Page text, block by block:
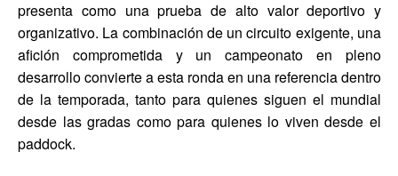
presenta como una prueba de alto valor deportivo y
organizativo. La combinación de un circuito exigente, una
afición comprometida y un campeonato en pleno
desarrollo convierte a esta ronda en una referencia dentro
de la temporada, tanto para quienes siguen el mundial
desde las gradas como para quienes lo viven desde el
paddock.